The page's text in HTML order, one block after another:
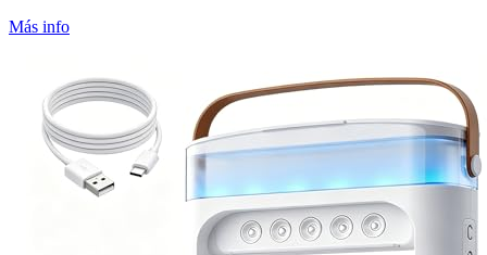
Más info